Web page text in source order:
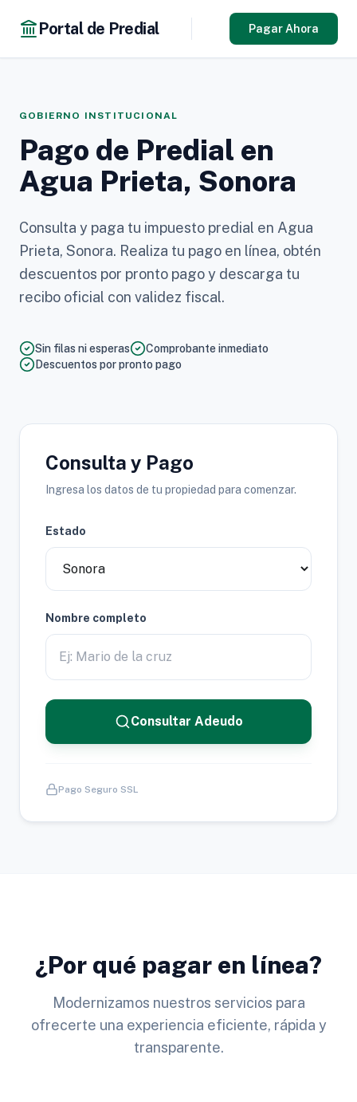
Portal de Predial Pagar Ahora
GOBIERNO INSTITUCIONAL
Pago de Predial en
Agua Prieta, Sonora
Consulta y paga tu impuesto predial en Agua
Prieta, Sonora. Realiza tu pago en línea, obtén
descuentos por pronto pago y descarga tu
recibo oficial con validez fiscal.
Sin filas ni esperas
Comprobante inmediato
Descuentos por pronto pago
Consulta y Pago
Ingresa los datos de tu propiedad para comenzar.
Estado
Nombre completo
Consultar Adeudo
Pago Seguro SSL
¿Por qué pagar en línea?
Modernizamos nuestros servicios para
ofrecerte una experiencia eficiente, rápida y
transparente.